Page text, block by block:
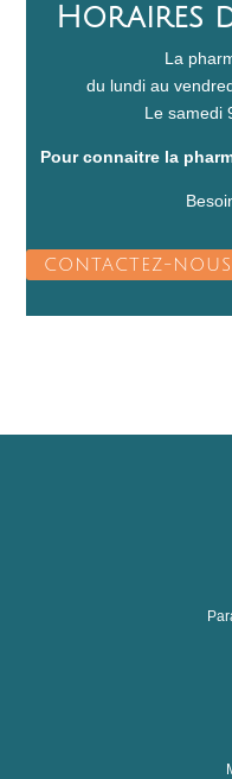
Horaires
La
du lundi au
Le samedi
Pour connaitre la
CONTACTEZ-NOUS